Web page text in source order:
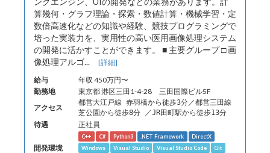
算幾何・グラフ理論・探索・数値計算・機械学習・定
数倍高速化などの知識や経験、競技プログラミングで
培った実装力を、実用性の高い医用画像処理システム
の開発に活かすことができます。 ■ 主要グループ □ 画
像処理アルゴ... [詳細]
給与
年収 450万円〜
勤務地
東京都 港区三田1-4-28 三田国際ビル5F
アクセス
都営大江戸線 赤羽橋から徒歩3分／都営三田線
芝公園から徒歩8分 ／JR田町駅から徒歩13分
待遇 正社員
開発環境
C++ C# Python3 .NET Framework
DirectX
Windows
Visual Studio Visual Studio Code
Git